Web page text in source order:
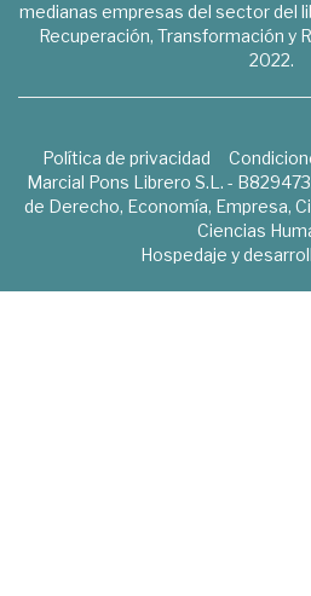
medianas empresas del sector del
Recuperación, Transformación y
2022.
Política de privacidad
Marcial Pons Librero S.L. -
de Derecho, Economía, Empresa,
Ciencias
Hospedaje y